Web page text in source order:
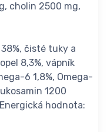
cholin 2500 mg,
čisté tuky a
8,3%, vápník
6 1,8%, Omega-
1200
hodnota: